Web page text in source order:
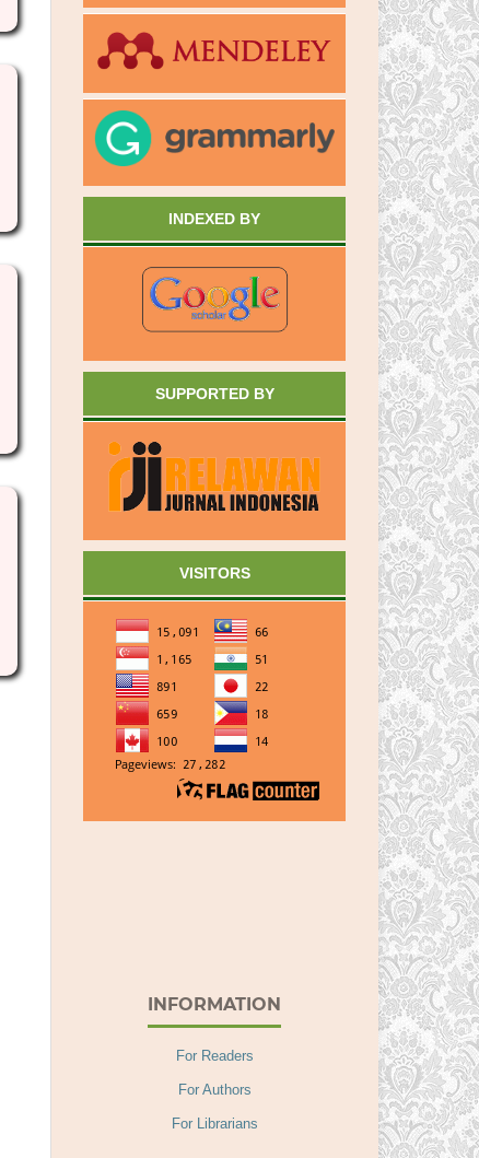
INDEXED BY
SUPPORTED BY
VISITORS
INFORMATION
For Readers
For Authors
For Librarians